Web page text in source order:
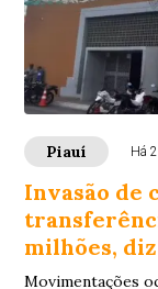
Piauí Há
Invasão de
milhões,
Movimentações